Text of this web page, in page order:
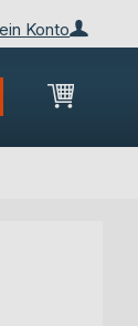
Konto
Mein